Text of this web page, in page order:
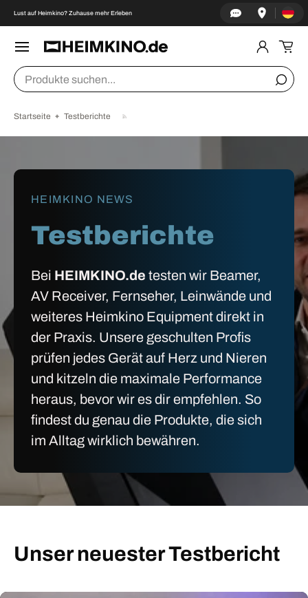
↵Zum Inhalt springen
↵Zum Menü springen
↵Fußzeile springen
↵Barrierefreiheits-Widget öffnen
DIREKT ZUM INHALT
Lust auf Heimkino? Zuhause mehr Erleben Land/
Suchen
Startseite Testberichte
HEIMKINO NEWS
Testberichte
Bei HEIMKINO.de testen wir Beamer,
AV Receiver, Fernseher, Leinwände und
weiteres Heimkino Equipment direkt in
der Praxis. Unsere geschulten Profis
prüfen jedes Gerät auf Herz und Nieren
und kitzeln die maximale Performance
heraus, bevor wir es dir empfehlen. So
findest du genau die Produkte, die sich
im Alltag wirklich bewähren.
Unser neuester Testbericht